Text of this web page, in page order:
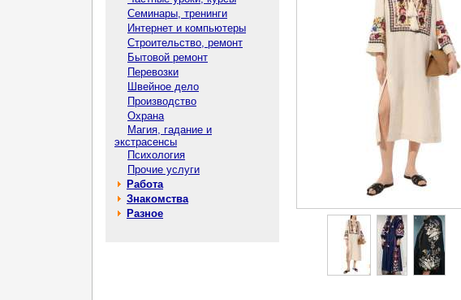
Семинары, тренинги
Интернет и компьютеры
Строительство, ремонт
Бытовой ремонт
Перевозки
Швейное дело
Производство
Охрана
Магия, гадание и
экстрасенсы
Психология
Прочие услуги
Работа
Знакомства
Разное